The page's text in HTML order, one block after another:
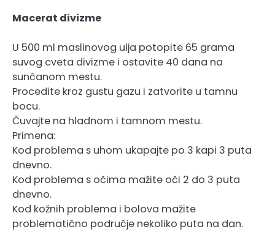
Macerat divizme
U 500 ml maslinovog ulja potopite 65 grama
suvog cveta divizme i ostavite 40 dana na
sunčanom mestu.
Procedite kroz gustu gazu i zatvorite u tamnu
bocu.
Čuvajte na hladnom i tamnom mestu.
Primena:
Kod problema s uhom ukapajte po 3 kapi 3 puta
dnevno.
Kod problema s očima mažite oči 2 do 3 puta
dnevno.
Kod kožnih problema i bolova mažite
problematično područje nekoliko puta na dan.